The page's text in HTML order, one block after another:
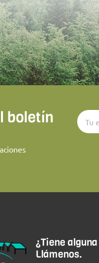
boletín
¿Tiene
Llámenos.